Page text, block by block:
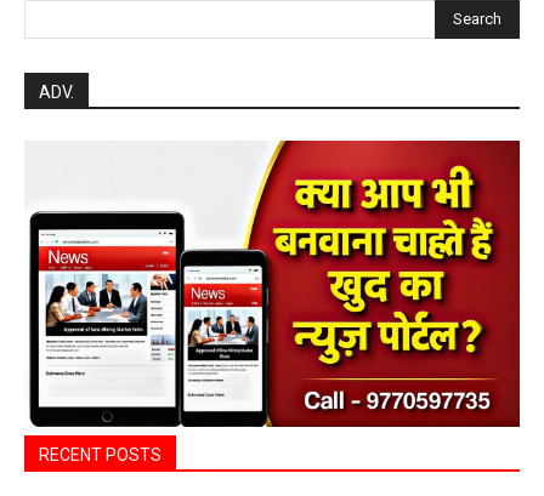
Search
ADV.
RECENT POSTS